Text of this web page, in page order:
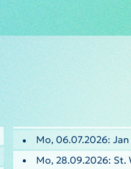
Mo, 06.07.2026: Jan
Mo, 28.09.2026: St.